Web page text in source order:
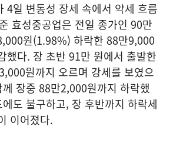
4일 변동성 장세 속에서 약세 흐름
효성중공업은 전일 종가인 90만
원(1.98%) 하락한 88만9,000
했다. 장 초반 91만 원에서 출발한
원까지 오르며 강세를 보였으
장중 88만2,000원까지 하락했
도 불구하고, 장 후반까지 하락세
이어졌다.